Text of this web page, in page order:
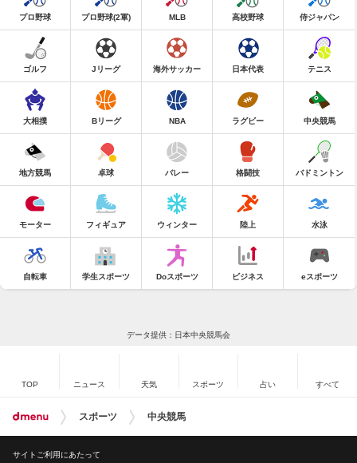
プロ野球 プロ野球(2軍) MLB 高校野球 侍ジャパン
ゴルフ Jリーグ 海外サッカー 日本代表 テニス
大相撲 Bリーグ NBA ラグビー 中央競馬
地方競馬 卓球 バレー 格闘技 バドミントン
モーター フィギュア ウィンター 陸上 水泳
自転車 学生スポーツ Doスポーツ ビジネス eスポーツ
データ提供：日本中央競馬会
TOP ニュース 天気 スポーツ 占い すべて
スポーツ 中央競馬
サイトご利用にあたって